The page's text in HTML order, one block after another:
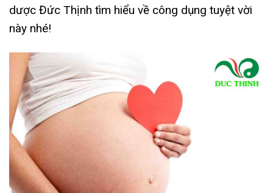
dược Đức Thịnh tìm hiểu về công dụng tuyệt vời
này nhé!